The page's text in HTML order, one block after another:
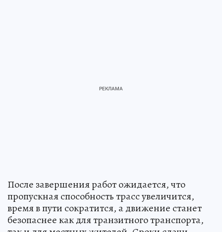
После завершения работ ожидается, что
пропускная способность трасс увеличится,
время в пути сократится, а движение станет
безопаснее как для транзитного транспорта,